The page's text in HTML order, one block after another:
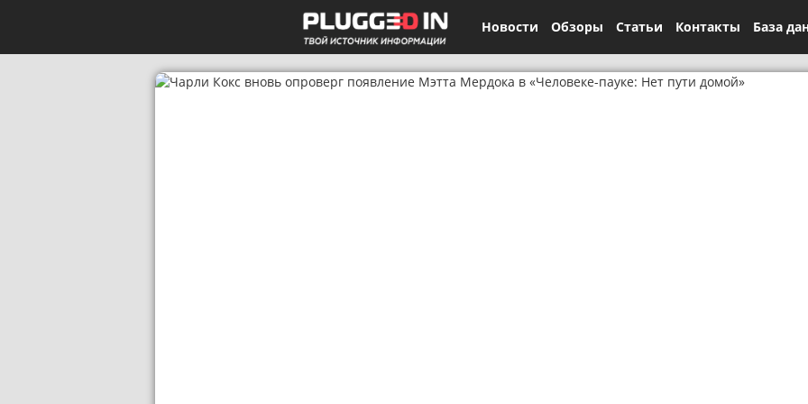
Новости Обзоры Статьи Контакты База